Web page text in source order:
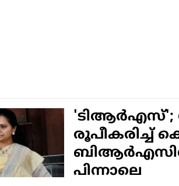
'ടിആര്‍എസ്';
രൂപീകരിച്ച്
പിന്നാലെ